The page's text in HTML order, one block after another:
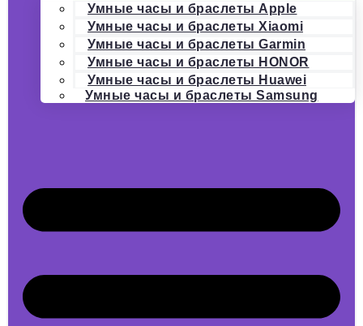
Умные часы и браслеты Apple
Умные часы и браслеты Xiaomi
Умные часы и браслеты Garmin
Умные часы и браслеты HONOR
Умные часы и браслеты Huawei
Умные часы и браслеты Samsung